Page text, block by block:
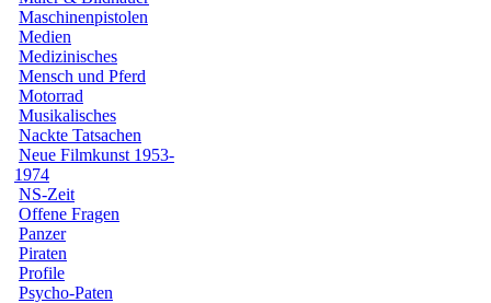
Maschinenpistolen
Medien
Medizinisches
Mensch und Pferd
Motorrad
Musikalisches
Nackte Tatsachen
Neue Filmkunst 1953-
1974
NS-Zeit
Offene Fragen
Panzer
Piraten
Profile
Psycho-Paten